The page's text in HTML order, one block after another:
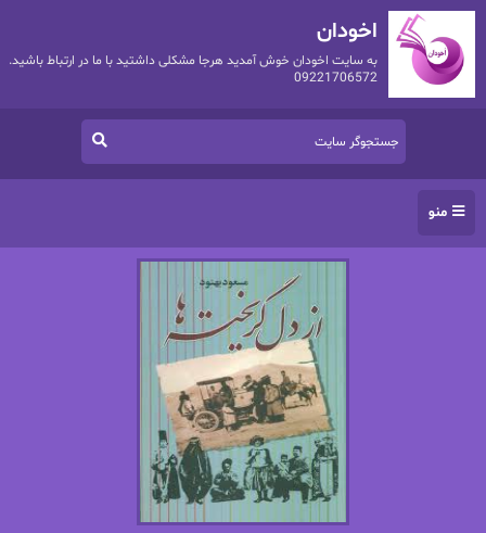
اخودان
به سایت اخودان خوش آمدید هرجا مشکلی داشتید با ما در ارتباط باشید.
09221706572
منو